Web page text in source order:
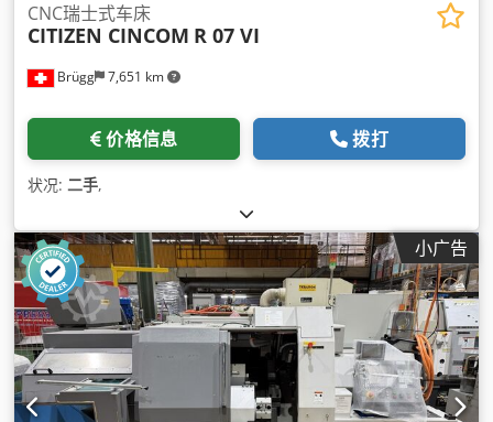
Brügg 7,651 km
CNC瑞士式车床
CITIZEN CINCOM R 07 VI
价格信息 拨打
状况: 二手,
小广告